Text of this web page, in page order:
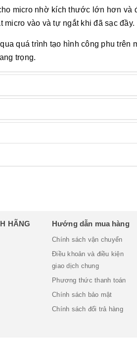
micro nhờ kích thước lớn hơn và
vào và tự ngắt khi đã sạc đầy.
quá trình tạo hình công phu trên
trọng.
HÃNG Hướng dẫn mua hàng
Chính sách vận chuyển
Điều khoản và điều kiện
giao dịch chung
Phương thức thanh toán
Chính sách bảo mật
Chính sách đổi trả hàng